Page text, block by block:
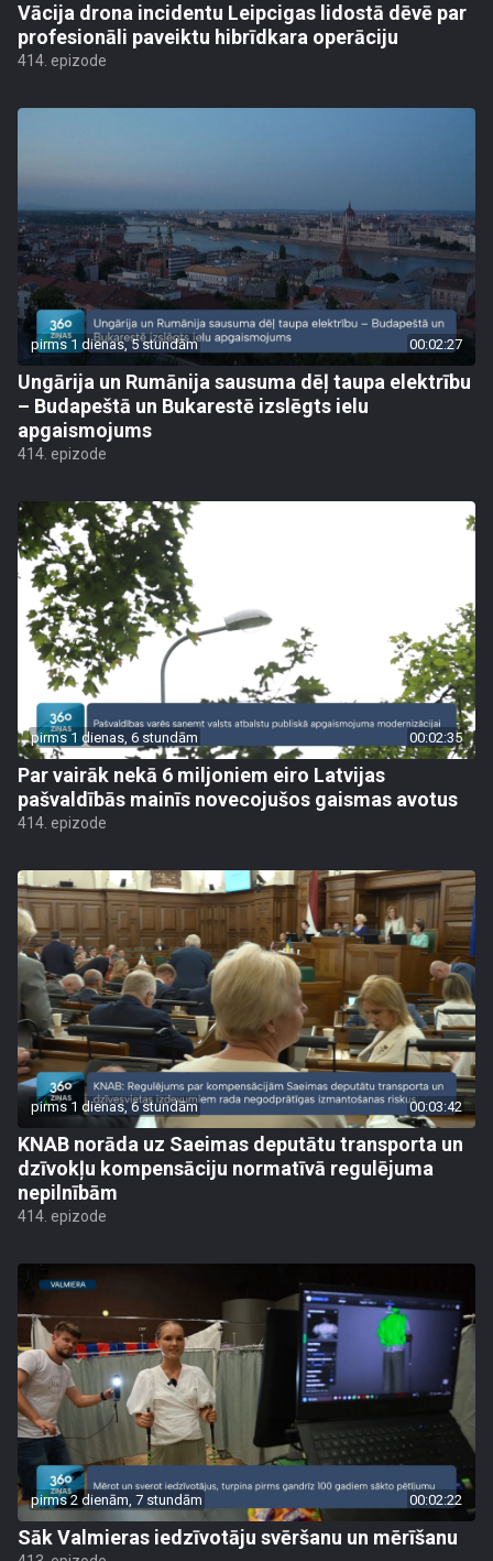
Vācija drona incidentu Leipcigas lidostā dēvē par
profesionāli paveiktu hibrīdkara operāciju
414. epizode
pirms 1 dienas, 5 stundām 00:02:27
Ungārija un Rumānija sausuma dēļ taupa elektrību
– Budapeštā un Bukarestē izslēgts ielu
apgaismojums
414. epizode
pirms 1 dienas, 6 stundām 00:02:35
Par vairāk nekā 6 miljoniem eiro Latvijas
pašvaldībās mainīs novecojušos gaismas avotus
414. epizode
pirms 1 dienas, 6 stundām 00:03:42
KNAB norāda uz Saeimas deputātu transporta un
dzīvokļu kompensāciju normatīvā regulējuma
nepilnībām
414. epizode
pirms 2 dienām, 7 stundām 00:02:22
Sāk Valmieras iedzīvotāju svēršanu un mērīšanu